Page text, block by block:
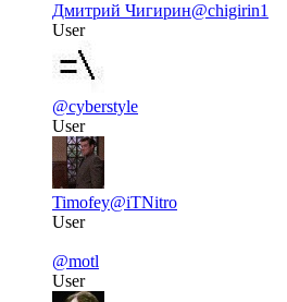
Дмитрий Чигирин@chigirin1
User
@cyberstyle
User
Timofey@iTNitro
User
@motl
User